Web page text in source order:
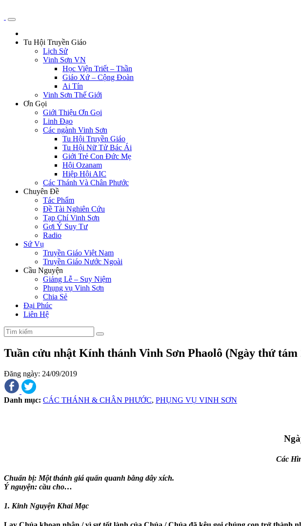
Tu Hội Truyền Giáo
Lịch Sử
Vinh Sơn VN
Học Viện Triết – Thần
Giáo Xứ – Cộng Đoàn
Ai Tín
Vinh Sơn Thế Giới
Ơn Gọi
Giới Thiệu Ơn Gọi
Linh Đạo
Các ngành Vinh Sơn
Tu Hội Truyền Giáo
Tu Hội Nữ Tử Bác Ái
Giới Trẻ Con Đức Mẹ
Hội Ozanam
Hiệp Hội AIC
Các Thánh Và Chân Phước
Chuyên Đề
Tác Phẩm
Đề Tài Nghiên Cứu
Tạp Chí Vinh Sơn
Gợi Ý Suy Tư
Radio
Sứ Vụ
Truyền Giáo Việt Nam
Truyền Giáo Nước Ngoài
Cầu Nguyện
Giảng Lễ – Suy Niệm
Phụng vụ Vinh Sơn
Chia Sẻ
Đại Phúc
Liên Hệ
Tuần cửu nhật Kính thánh Vinh Sơn Phaolô (Ngày thứ tám
Đăng ngày: 24/09/2019
Danh mục: CÁC THÁNH & CHÂN PHƯỚC, PHỤNG VỤ VINH SƠN
Các
Chuẩn bị: Một thánh giá quấn quanh bằng dây xích.
Ý nguyện: cầu cho…
1. Kinh Nguyện Khai Mạc